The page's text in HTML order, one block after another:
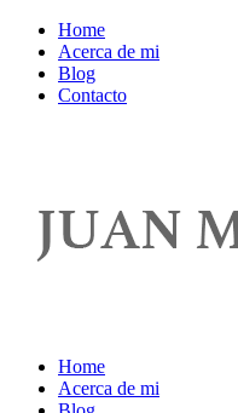
Home
Acerca de mi
Blog
Contacto
Home
Acerca de mi